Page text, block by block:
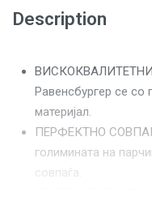
Description
ВИСКОКВАЛИТЕТНИ
Равенсбургер се со
материјал.
ПЕРФЕКТНО
голимината на
совпаѓа.